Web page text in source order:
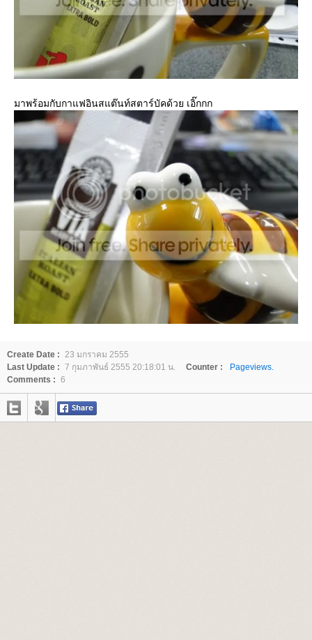
มาพร้อมกับกาแฟอินสแต๊นท์สตาร์บัคด้วย เอิ๊กกก
Create Date : 23 มกราคม 2555
Last Update : 7 กุมภาพันธ์ 2555 20:18:01 น. Counter :
Pageviews.
Comments : 6